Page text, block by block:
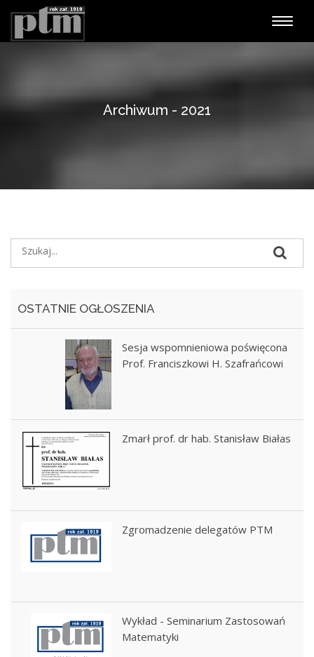
Archiwum - 2021
OSTATNIE OGŁOSZENIA
Sesja wspomnieniowa poświęcona
Prof. Franciszkowi H. Szafrańcowi
Zmarł prof. dr hab. Stanisław Białas
Zgromadzenie delegatów PTM
Wykład - Seminarium Zastosowań
Matematyki